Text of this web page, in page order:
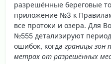
разрешённые береговые
приложение №3 к
все протоки и озера. Для
№555 детализируют
ошибок, когда границы зон
метрах от разрешённых